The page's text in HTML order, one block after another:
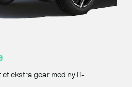
ekstra gear med ny IT-